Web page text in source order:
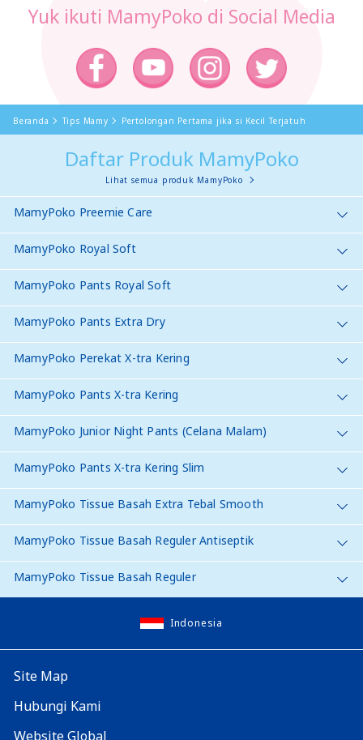
Yuk ikuti MamyPoko di Social Media
Beranda Tips Mamy Pertolongan Pertama jika si Kecil Terjatuh
Daftar Produk MamyPoko
Lihat semua produk MamyPoko
MamyPoko Preemie Care
MamyPoko Royal Soft
MamyPoko Pants Royal Soft
MamyPoko Pants Extra Dry
MamyPoko Perekat X-tra Kering
MamyPoko Pants X-tra Kering
MamyPoko Junior Night Pants (Celana Malam)
MamyPoko Pants X-tra Kering Slim
MamyPoko Tissue Basah Extra Tebal Smooth
MamyPoko Tissue Basah Reguler Antiseptik
MamyPoko Tissue Basah Reguler
Indonesia
Site Map
Hubungi Kami
Website Global